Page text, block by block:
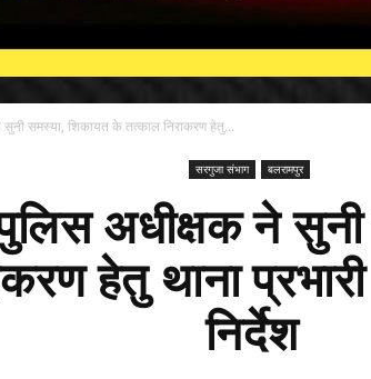
समस्या, शिकायत के तत्काल निराकरण हेतु...
सरगुजा संभाग बलरामपुर
अधीक्षक ने
हेतु थाना
निर्देश